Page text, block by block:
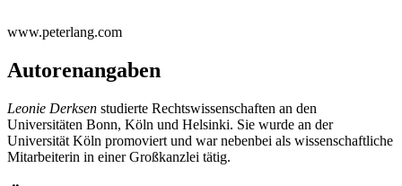
www.peterlang.com
Autorenangaben
Leonie Derksen studierte Rechtswissenschaften an den
Universitäten Bonn, Köln und Helsinki. Sie wurde an der
Universität Köln promoviert und war nebenbei als wissenschaftliche
Mitarbeiterin in einer Großkanzlei tätig.